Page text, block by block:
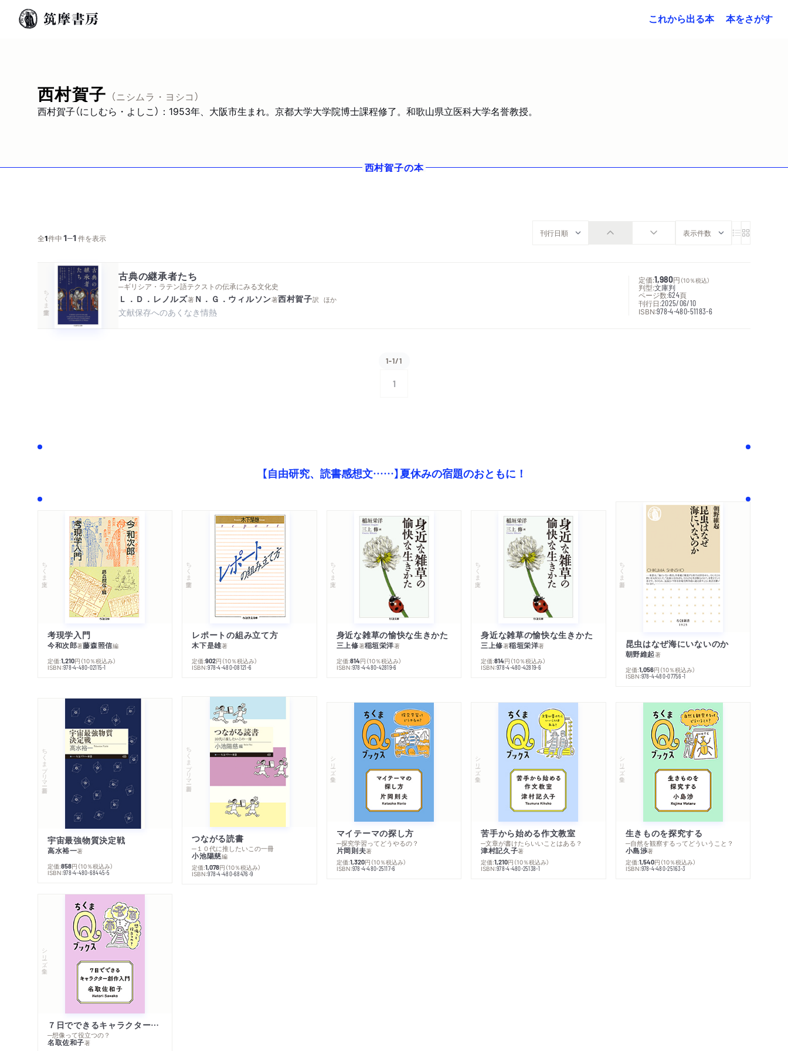
これから出る本 本をさがす
西村賀子 （ニシムラ・ヨシコ）
西村賀子（にしむら・よしこ）：1953年、大阪市生まれ。京都大学大学院博士課程修了。和歌山県立医科大学名誉教授。
西村賀子の本
全1件中1─1件を表示
ちくま学芸文庫
古典の継承者たち
─ギリシア・ラテン語テクストの伝承にみる文化史
Ｌ．Ｄ．レノルズ著Ｎ．Ｇ．ウィルソン著西村賀子訳 ほか
文献保存へのあくなき情熱
定価:1,980円 （10％税込）
判型:文庫判
ページ数:624頁
刊行日:2025/06/10
ISBN:978-4-480-51183-6
1-1/1
1
【自由研究、読書感想文……】夏休みの宿題のおともに！
ちくま文庫
考現学入門
今和次郎著藤森照信編
定価:1,210円 （10％税込み）
ISBN:978-4-480-02115-1
ちくま学芸文庫
レポートの組み立て方
木下是雄著
定価:902円 （10％税込み）
ISBN:978-4-480-08121-6
ちくま文庫
身近な雑草の愉快な生きかた
三上修著稲垣栄洋著
定価:814円 （10％税込み）
ISBN:978-4-480-42819-6
ちくま文庫
身近な雑草の愉快な生きかた
三上修著稲垣栄洋著
定価:814円 （10％税込み）
ISBN:978-4-480-42819-6
ちくま新書
昆虫はなぜ海にいないのか
朝野維起著
定価:1,056円 （10％税込み）
ISBN:978-4-480-07756-1
ちくまプリマー新書
宇宙最強物質決定戦
高水裕一著
定価:858円 （10％税込み）
ISBN:978-4-480-68445-5
ちくまプリマー新書
つながる読書
─１０代に推したいこの一冊
小池陽慈編
定価:1,078円 （10％税込み）
ISBN:978-4-480-68476-9
シリーズ・全集
マイテーマの探し方
─探究学習ってどうやるの？
片岡則夫著
定価:1,320円 （10％税込み）
ISBN:978-4-480-25117-6
シリーズ・全集
苦手から始める作文教室
─文章が書けたらいいことはある？
津村記久子著
定価:1,210円 （10％税込み）
ISBN:978-4-480-25138-1
シリーズ・全集
生きものを探究する
─自然を観察するってどういうこと？
小島渉著
定価:1,540円 （10％税込み）
ISBN:978-4-480-25163-3
シリーズ・全集
７日でできるキャラクター創作入門
─想像って役立つの？
名取佐和子著